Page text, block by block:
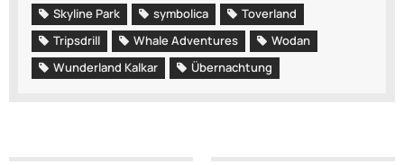
Skyline Park
symbolica
Toverland
Tripsdrill
Whale Adventures
Wodan
Wunderland Kalkar
Übernachtung